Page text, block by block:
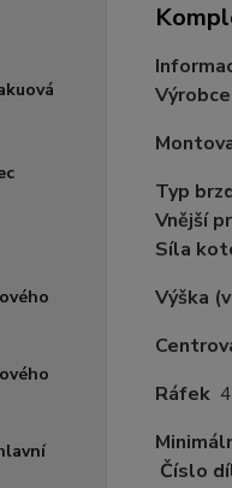
Typ
Vnější
Síla
Výška
Ráfek
Číslo